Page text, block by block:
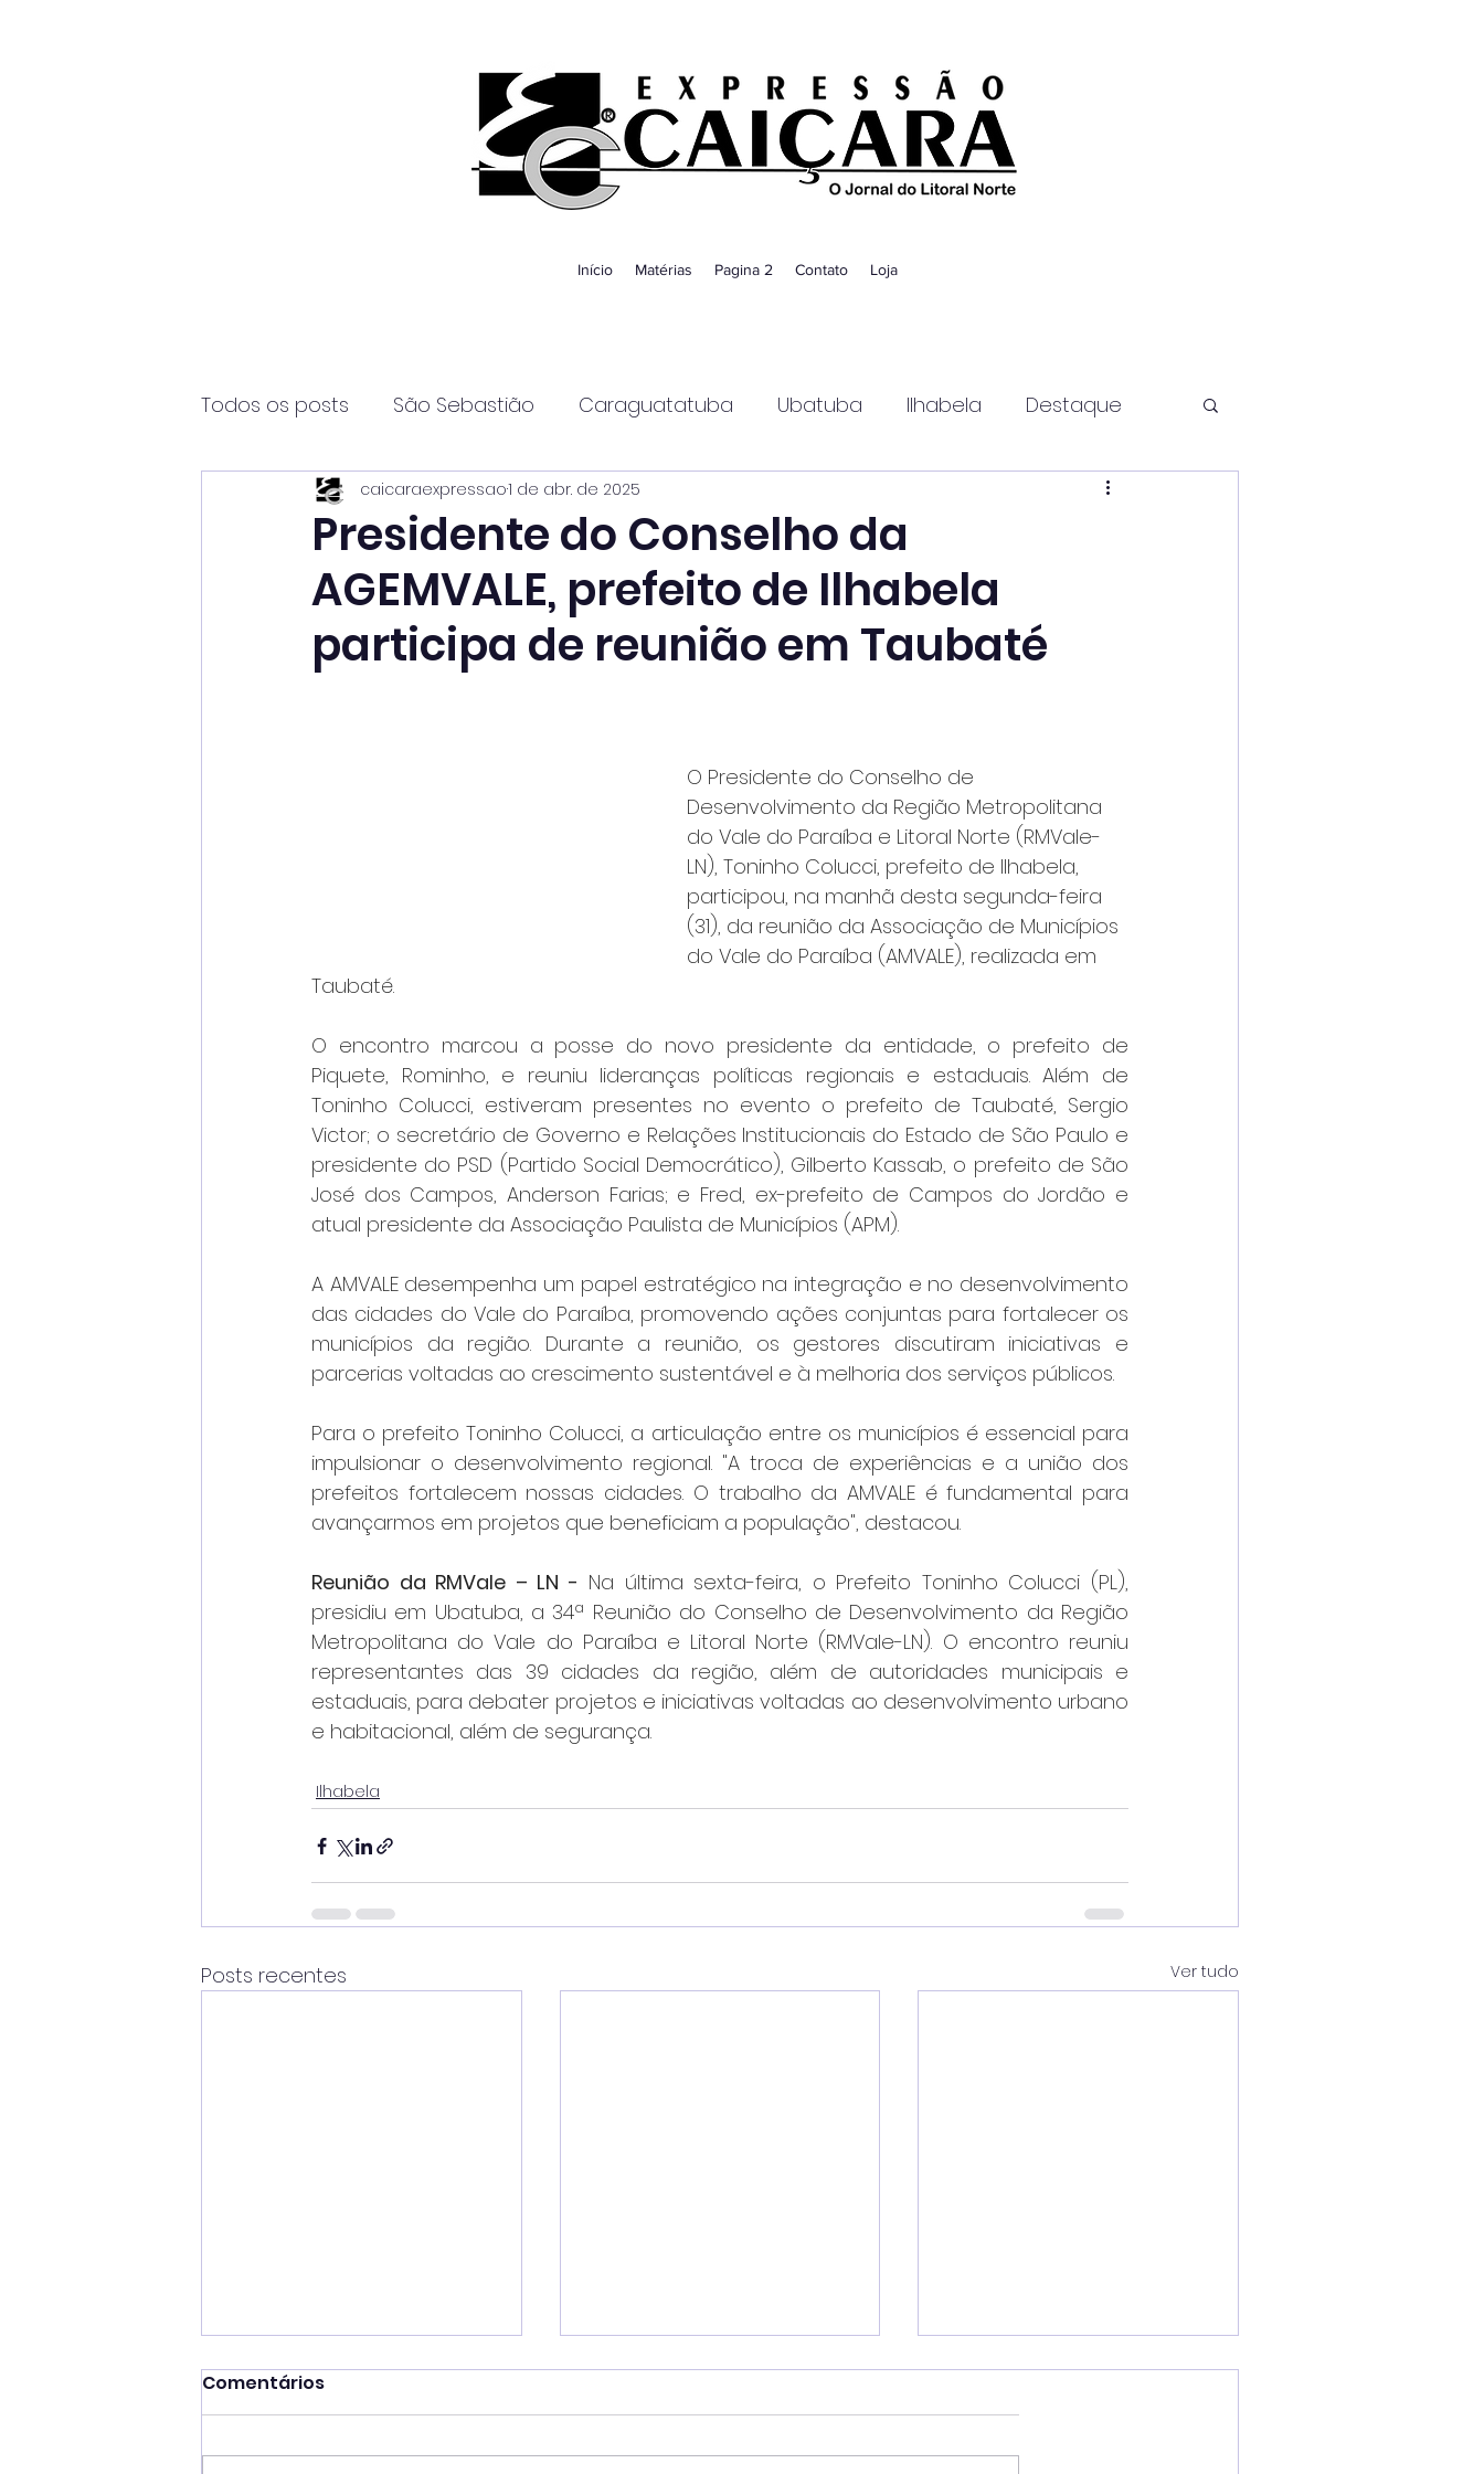
Início Matérias Pagina 2 Contato Loja
Todos os posts São Sebastião Caraguatatuba Ubatuba Ilhabela Destaque
Página2 Itanhaém Guaratinguetá
Presidente do Conselho da
AGEMVALE, prefeito de Ilhabela
participa de reunião em Taubaté
caicaraexpressao1 de abr. de 2025
O Presidente do Conselho de
Desenvolvimento da Região Metropolitana
do Vale do Paraíba e Litoral Norte (RMVale-
LN), Toninho Colucci, prefeito de Ilhabela,
participou, na manhã desta segunda-feira
(31), da reunião da Associação de Municípios
do Vale do Paraíba (AMVALE), realizada em
Taubaté.
O encontro marcou a posse do novo presidente da entidade, o prefeito de
Piquete, Rominho, e reuniu lideranças políticas regionais e estaduais. Além de
Toninho Colucci, estiveram presentes no evento o prefeito de Taubaté, Sergio
Victor; o secretário de Governo e Relações Institucionais do Estado de São Paulo e
presidente do PSD (Partido Social Democrático), Gilberto Kassab, o prefeito de São
José dos Campos, Anderson Farias; e Fred, ex-prefeito de Campos do Jordão e
atual presidente da Associação Paulista de Municípios (APM).
A AMVALE desempenha um papel estratégico na integração e no desenvolvimento
das cidades do Vale do Paraíba, promovendo ações conjuntas para fortalecer os
municípios da região. Durante a reunião, os gestores discutiram iniciativas e
parcerias voltadas ao crescimento sustentável e à melhoria dos serviços públicos.
Para o prefeito Toninho Colucci, a articulação entre os municípios é essencial para
impulsionar o desenvolvimento regional. "A troca de experiências e a união dos
prefeitos fortalecem nossas cidades. O trabalho da AMVALE é fundamental para
avançarmos em projetos que beneficiam a população", destacou.
Reunião da RMVale – LN - Na última sexta-feira, o Prefeito Toninho Colucci (PL),
presidiu em Ubatuba, a 34ª Reunião do Conselho de Desenvolvimento da Região
Metropolitana do Vale do Paraíba e Litoral Norte (RMVale-LN). O encontro reuniu
representantes das 39 cidades da região, além de autoridades municipais e
estaduais, para debater projetos e iniciativas voltadas ao desenvolvimento urbano
e habitacional, além de segurança.
Ilhabela
Posts recentes Ver tudo
Comentários